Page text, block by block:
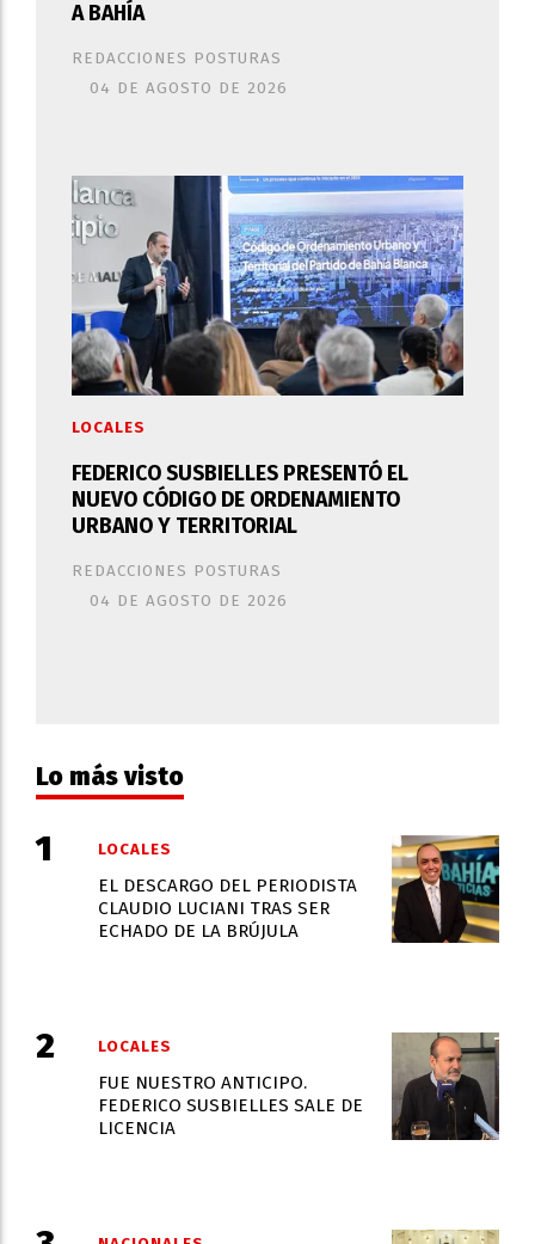
A BAHÍA
REDACCIONES POSTURAS
04 DE AGOSTO DE 2026
FEDERICO SUSBIELLES PRESENTÓ EL
NUEVO CÓDIGO DE ORDENAMIENTO
URBANO Y TERRITORIAL
REDACCIONES POSTURAS
LOCALES
04 DE AGOSTO DE 2026
Lo más visto
EL DESCARGO DEL PERIODISTA
CLAUDIO LUCIANI TRAS SER
ECHADO DE LA BRÚJULA
LOCALES
FUE NUESTRO ANTICIPO.
FEDERICO SUSBIELLES SALE DE
LICENCIA
LOCALES